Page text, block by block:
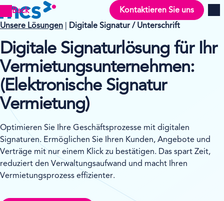
Back Kontaktieren Sie uns
Unsere Lösungen
Digitale Signatur / Unterschrift
Digitale Signaturlösung für Ihr
Vermietungsunternehmen:
(Elektronische Signatur
Vermietung)
Optimieren Sie Ihre Geschäftsprozesse mit digitalen
Signaturen. Ermöglichen Sie Ihren Kunden, Angebote und
Verträge mit nur einem Klick zu bestätigen. Das spart Zeit,
reduziert den Verwaltungsaufwand und macht Ihren
Vermietungsprozess effizienter.